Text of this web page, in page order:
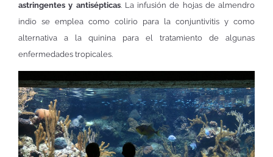
astringentes y antisépticas. La infusión de hojas de almendro
indio se emplea como colirio para la conjuntivitis y como
alternativa a la quinina para el tratamiento de algunas
enfermedades tropicales.